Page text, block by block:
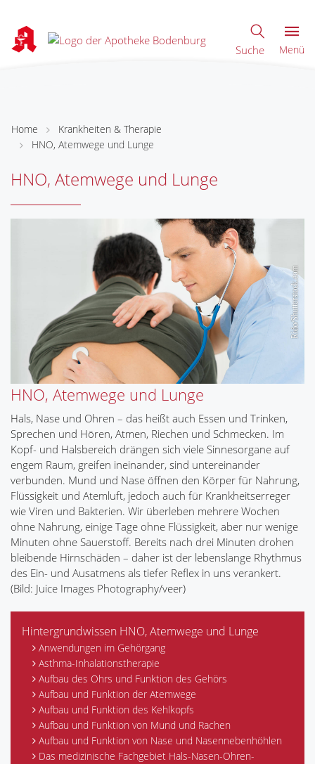
Suche Menü
Home
Krankheiten & Therapie
HNO, Atemwege und Lunge
HNO, Atemwege und Lunge
HNO, Atemwege und Lunge
Hals, Nase und Ohren – das heißt auch Essen und Trinken,
Sprechen und Hören, Atmen, Riechen und Schmecken. Im
Kopf- und Halsbereich drängen sich viele Sinnesorgane auf
engem Raum, greifen ineinander, sind untereinander
verbunden. Mund und Nase öffnen den Körper für Nahrung,
Flüssigkeit und Atemluft, jedoch auch für Krankheitserreger
wie Viren und Bakterien. Wir überleben mehrere Wochen
ohne Nahrung, einige Tage ohne Flüssigkeit, aber nur wenige
Minuten ohne Sauerstoff. Bereits nach drei Minuten drohen
bleibende Hirnschäden – daher ist der lebenslange Rhythmus
des Ein- und Ausatmens als tiefer Reflex in uns verankert.
(Bild: Juice Images Photography/veer)
Hintergrundwissen HNO, Atemwege und Lunge
Anwendungen im Gehörgang
Asthma-Inhalationstherapie
Aufbau des Ohrs und Funktion des Gehörs
Aufbau und Funktion der Atemwege
Aufbau und Funktion des Kehlkopfs
Aufbau und Funktion von Mund und Rachen
Aufbau und Funktion von Nase und Nasennebenhöhlen
Das medizinische Fachgebiet Hals-Nasen-Ohren-